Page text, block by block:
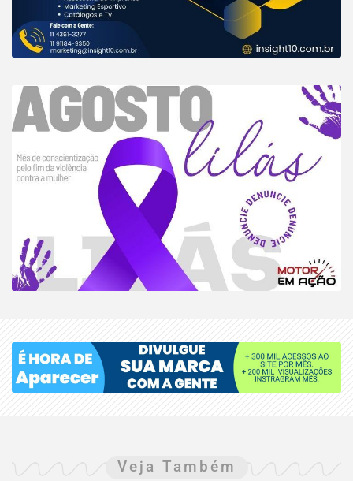
Veja Também